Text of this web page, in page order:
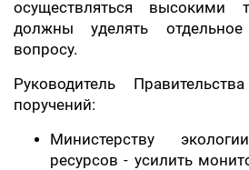
осуществляться высокими
должны уделять
вопросу.
Руководитель
поручений:
Министерству
ресурсов - усилить